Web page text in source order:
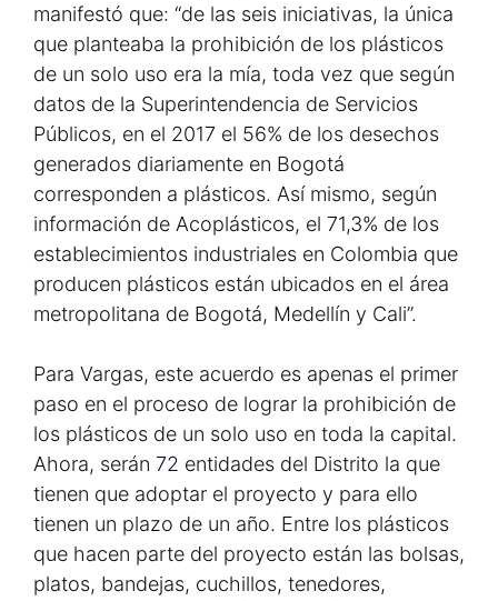
manifestó que: “de las seis iniciativas, la única
que planteaba la prohibición de los plásticos
de un solo uso era la mía, toda vez que según
datos de la Superintendencia de Servicios
Públicos, en el 2017 el 56% de los desechos
generados diariamente en Bogotá
corresponden a plásticos. Así mismo, según
información de Acoplásticos, el 71,3% de los
establecimientos industriales en Colombia que
producen plásticos están ubicados en el área
metropolitana de Bogotá, Medellín y Cali”.
Para Vargas, este acuerdo es apenas el primer
paso en el proceso de lograr la prohibición de
los plásticos de un solo uso en toda la capital.
Ahora, serán 72 entidades del Distrito la que
tienen que adoptar el proyecto y para ello
tienen un plazo de un año. Entre los plásticos
que hacen parte del proyecto están las bolsas,
platos, bandejas, cuchillos, tenedores,